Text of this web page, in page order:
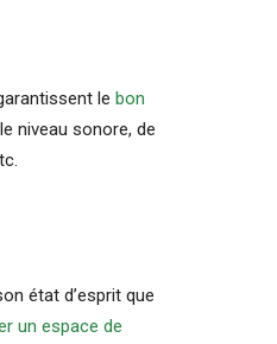
le bon
niveau sonore, de
état d’esprit que
un espace de